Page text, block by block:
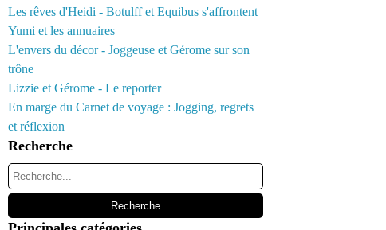
Les rêves d'Heidi - Botulff et Equibus s'affrontent
Yumi et les annuaires
L'envers du décor - Joggeuse et Gérome sur son
trône
Lizzie et Gérome - Le reporter
En marge du Carnet de voyage : Jogging, regrets
et réflexion
Recherche